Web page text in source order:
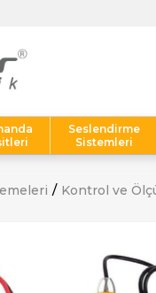
Seslendirme
Sistemleri
Kontrol ve